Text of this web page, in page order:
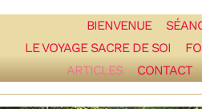
BIENVENUE
LE VOYAGE SACRE DE SOI
ARTICLES
CONTACT